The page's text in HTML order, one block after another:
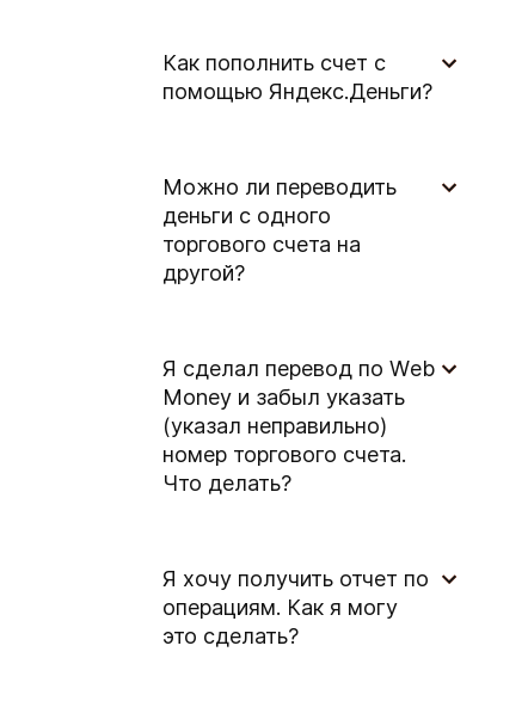
Как пополнить счет с
помощью Яндекс.Деньги?
Можно ли переводить
деньги с одного
торгового счета на
другой?
Я сделал перевод по Wеb
Money и забыл указать
(указал неправильно)
номер торгового счета.
Что делать?
Я хочу получить отчет по
операциям. Как я могу
это сделать?